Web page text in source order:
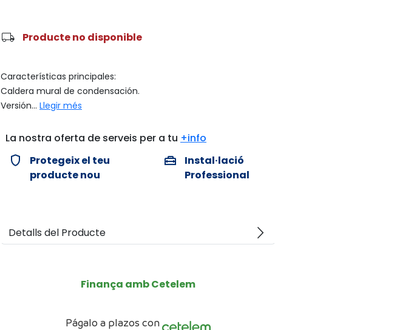
local_shipping Producte no disponible
Características principales:
Caldera mural de condensación.
Versión... Llegir més
La nostra oferta de serveis per a tu +info
verified_user
Protegeix el teu
producte nou
home_repair_service
Instal·lació
Professional
Detalls del Producte arrow_forward_ios
Finança amb Cetelem
Págalo a plazos con